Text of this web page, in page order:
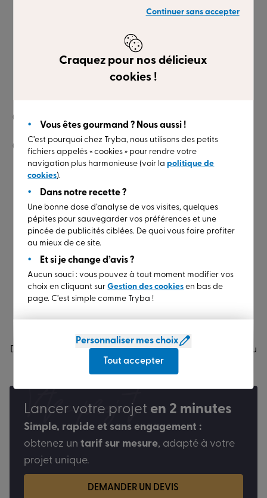
de E1A (très faible) à E9A (très bon). Si la note est
fenêtre est conçue pour être installé sous une
Enfin, la résistance au
la déformation de la fenêtre : A (faible) à C (très
faible)
Cette notation évalue la résistance de la fenêtre face
à la pression du vent.
En fonction du lieu d’habitation, les performances à
privilégier sont différentes.
nos conseillerspour connaître les mesures de
référence.
Sur la même thématique
Des décryptages et astuces pratiques pour donner vie au
projet d’habitat qui vous ressemble.
Votre projet
Lancer votre projet en 2 minutes
Simple, rapide et sans engagement :
obtenez un tarif sur mesure, adapté à votre
projet unique.
DEMANDER UN DEVIS
Continuer sans accepter
Craquez pour nos délicieux
cookies !
Vous êtes gourmand ? Nous aussi !
C’est pourquoi chez Tryba, nous utilisons des petits
fichiers appelés « cookies » pour rendre votre
navigation plus harmonieuse (voir lapolitique de
cookies).
Dans notre recette ?
Une bonne dose d’analyse de vos visites, quelques
pépites pour sauvegarder vos préférences et une
pincée de publicités ciblées. De quoi vous faire profiter
au mieux de ce site.
Et si je change d’avis ?
Aucun souci : vous pouvez à tout moment modifier vos
choix en cliquant surGestion des cookies en bas de
page. C’est simple comme Tryba !
Personnaliser mes choix
Tout accepter